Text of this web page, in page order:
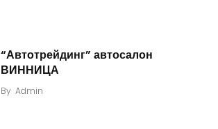
“Автотрейдинг” автосалон
ВИННИЦА
By Admin